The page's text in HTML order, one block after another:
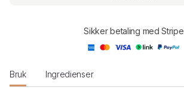
Sikker betaling med Stripe
Bruk Ingredienser